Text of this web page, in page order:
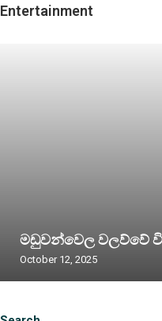
Entertainment
මඩුවන්වෙල වලව්වේ
October 12, 2025